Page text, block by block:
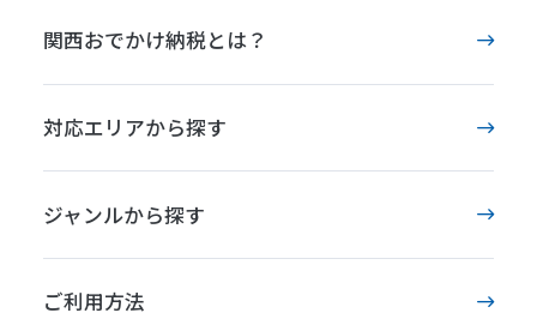
関西おでかけ納税とは？
対応エリアから探す
ジャンルから探す
ご利用方法